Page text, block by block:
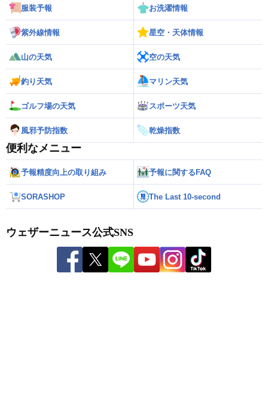
服装予報 お洗濯情報
紫外線情報 星空・天体情報
山の天気 空の天気
釣り天気 マリン天気
ゴルフ場の天気 スポーツ天気
風邪予防指数 乾燥指数
便利なメニュー
予報精度向上の取り組み 予報に関するFAQ
SORASHOP The Last 10-second
ウェザーニュース公式SNS